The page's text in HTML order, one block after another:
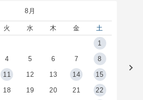
8月
火 水 木 金
土
1
4 5 6 7 8
11 12 13 14 15
18 19 20 21 22